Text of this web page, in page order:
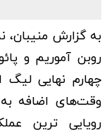
به گزارش منیبان،
روبن آموریم و
وقت‌های اضافه
رویایی ترین